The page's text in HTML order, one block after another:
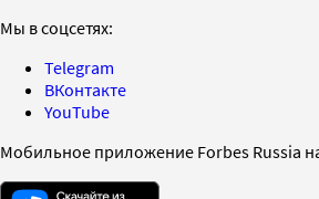
Мы в соцсетях:
Telegram
ВКонтакте
YouTube
Мобильное приложение Forbes Russia